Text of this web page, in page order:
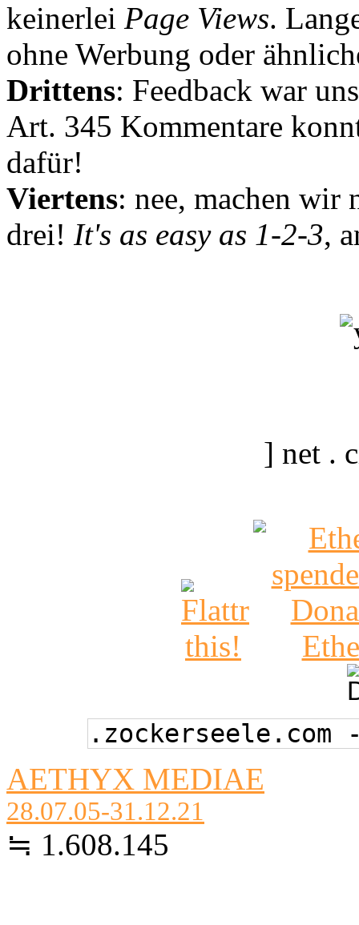
keinerlei Page Views.
ohne Werbung oder
Drittens: Feedback war
Art. 345 Kommentare
dafür!
Viertens: nee, machen wir
drei! It's as easy as 1-2-3,
] net .
AETHYX MEDIAE
28.07.05-31.12.21
≒ 1.608.145